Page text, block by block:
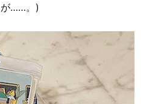
が……。)